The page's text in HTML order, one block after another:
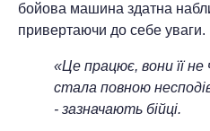
бойова машина здатна
привертаючи до себе уваги.
«Це працює, вони її
стала повною
- зазначають бійці.